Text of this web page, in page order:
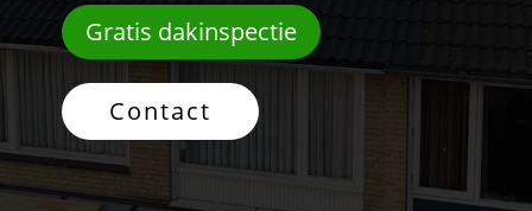
Gratis dakinspectie
Contact